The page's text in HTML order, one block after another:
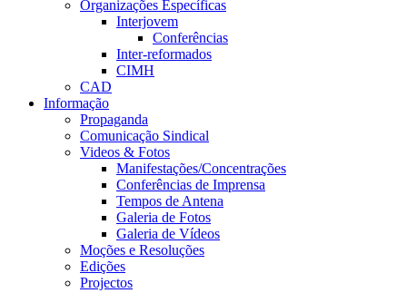
Organizações Específicas
Interjovem
Conferências
Inter-reformados
CIMH
CAD
Informação
Propaganda
Comunicação Sindical
Videos & Fotos
Manifestações/Concentrações
Conferências de Imprensa
Tempos de Antena
Galeria de Fotos
Galeria de Vídeos
Moções e Resoluções
Edições
Projectos